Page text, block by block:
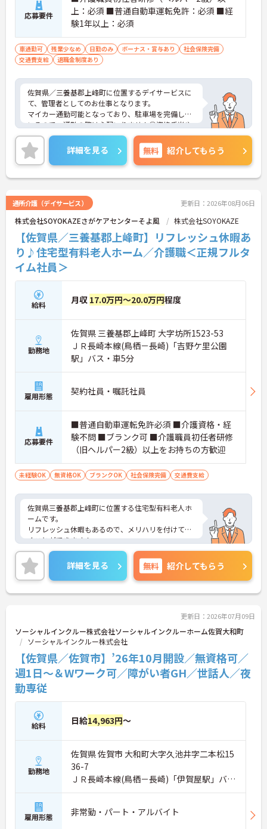
応募要件
上：必須 ■普通自動車運転免許：必須 ■経
験1年以上：必須
車通勤可 残業少なめ 日勤のみ ボーナス・賞与あり
社会保険完備
交通費支給
退職金制度あり
佐賀県／三養基郡上峰町に位置するデイサービスに
て、管理者としてのお仕事となります。
マイカー通勤可能となっており、駐車場を完備して
いるので、通勤の際は心配いりません◎資格手当や
精勤手当など充実しているので、安心してお仕事で
きます！
ご興味ある方は面接ポイントをお伝えしますので、
お気軽にお問い合わせください♪
詳細を見る 無料 紹介してもらう
通所介護（デイサービス） 更新日：2026年08月06日
株式会社SOYOKAZEさがケアセンターそよ風 株式会社SOYOKAZE
【佐賀県／三養基郡上峰町】リフレッシュ休暇あ
り♪住宅型有料老人ホーム／介護職＜正規フルタ
イム社員＞
給料 月収 17.0万円～20.0万円程度
勤務地
佐賀県 三養基郡上峰町 大字坊所1523-53
ＪＲ長崎本線(鳥栖－長崎)「吉野ケ里公園
駅」バス・車5分
雇用形態 契約社員・嘱託社員
応募要件
■普通自動車運転免許必須 ■介護資格・経
験不問 ■ブランク可 ■介護職員初任者研修
（旧ヘルパー2級）以上をお持ちの方歓迎
未経験OK 無資格OK ブランクOK 社会保険完備 交通費支給
佐賀県三養基郡上峰町に位置する住宅型有料老人ホ
ームです。
リフレッシュ休暇もあるので、メリハリを付けて働
くことができます！
高齢者福祉に興味がある方、お年寄りと接すること
や話をすることが好きな方にもおすすめな求人で
す。
ご興味をお持ちの方はお気軽にお問い合わせくださ
い。
詳細を見る 無料 紹介してもらう
更新日：2026年07月09日
ソーシャルインクルー株式会社ソーシャルインクルーホーム佐賀大和町
ソーシャルインクルー株式会社
【佐賀県／佐賀市】’26年10月開設／無資格可／
週1日～＆Wワーク可／障がい者GH／世話人／夜
勤専従
給料 日給14,963円～
勤務地
佐賀県 佐賀市 大和町大字久池井字二本松15
36-7
ＪＲ長崎本線(鳥栖－長崎)「伊賀屋駅」バ
ス・車12分
雇用形態 非常勤・パート・アルバイト